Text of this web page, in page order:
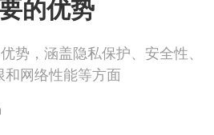
的优势
势，涵盖隐私保护、安全性、
和网络性能等方面